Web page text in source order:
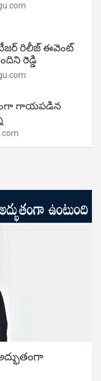
రిలీజ్ ఈవెంట్
రెడ్డి
గాయపడిన